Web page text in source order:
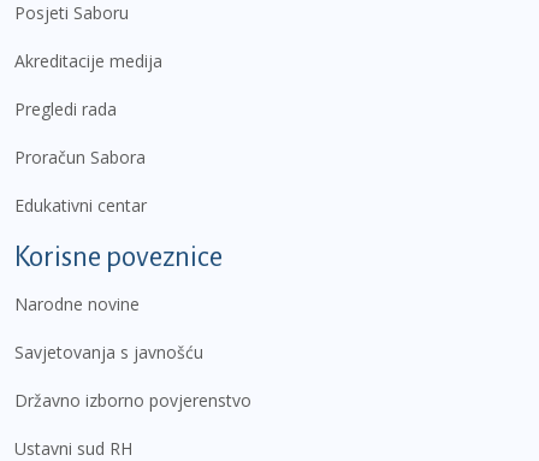
Posjeti Saboru
Akreditacije medija
Pregledi rada
Proračun Sabora
Edukativni centar
Korisne poveznice
Narodne novine
Savjetovanja s javnošću
Državno izborno povjerenstvo
Ustavni sud RH